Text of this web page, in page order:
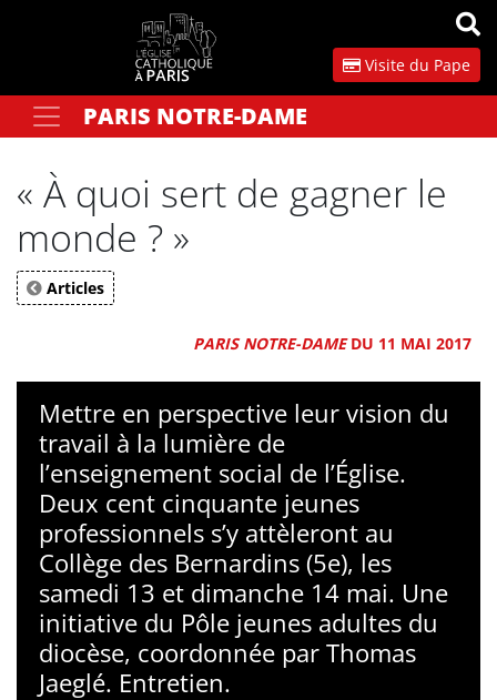
Visite du Pape
Votre recherchePARIS NOTRE-DAME
« À quoi sert de gagner le
monde ? »
Articles
PARIS NOTRE-DAMEDU 11 MAI 2017
Mettre en perspective leur vision du
travail à la lumière de
l’enseignement social de l’Église.
Deux cent cinquante jeunes
professionnels s’y attèleront au
Collège des Bernardins (5e), les
samedi 13 et dimanche 14 mai. Une
initiative du Pôle jeunes adultes du
diocèse, coordonnée par Thomas
Jaeglé. Entretien.
Panneau de gestion des cookies